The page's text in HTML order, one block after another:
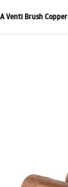
Venti Brush Copper